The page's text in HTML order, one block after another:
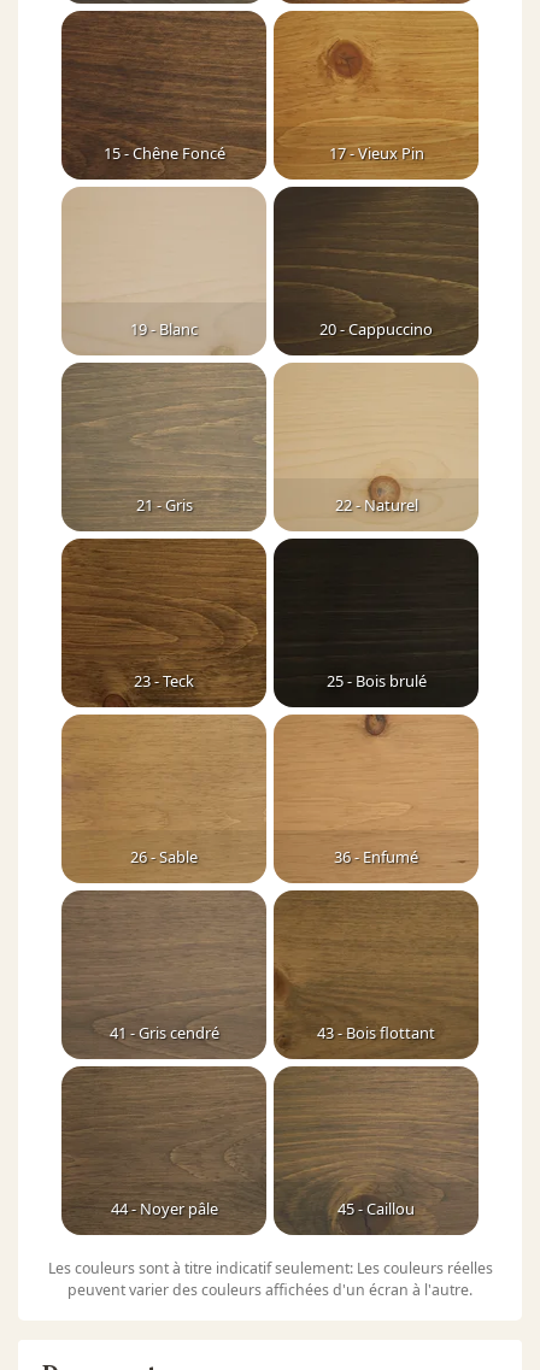
15 - Chêne Foncé 17 - Vieux Pin
19 - Blanc 20 - Cappuccino
21 - Gris 22 - Naturel
23 - Teck 25 - Bois brulé
26 - Sable 36 - Enfumé
41 - Gris cendré 43 - Bois flottant
44 - Noyer pâle 45 - Caillou
Les couleurs sont à titre indicatif seulement: Les couleurs réelles
peuvent varier des couleurs affichées d'un écran à l'autre.